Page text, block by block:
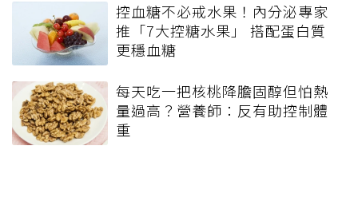
控血糖不必戒水果！內分泌專家
推「7大控糖水果」 搭配蛋白質
更穩血糖
每天吃一把核桃降膽固醇但怕熱
量過高？營養師：反有助控制體
重